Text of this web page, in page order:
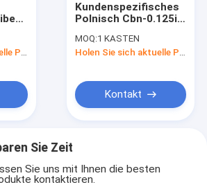
Kundenspezifisches
Polnisch Cbn-0.125in
Wheel For Pcd
MOQ:1 KASTEN
Kontakt
Sie Zeit
Sie uns mit Ihnen die besten
kontaktieren.